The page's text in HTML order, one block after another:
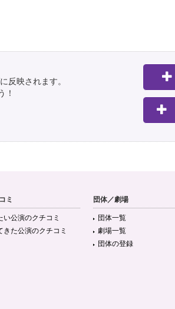
ます！！ ＃イェルマ居残り組
https://t.co/jV49jsebYm
反映されます。
！
ミ
い公演のクチコミ
きた公演のクチコミ
団体／劇場
団体一覧
劇場一覧
団体の登録